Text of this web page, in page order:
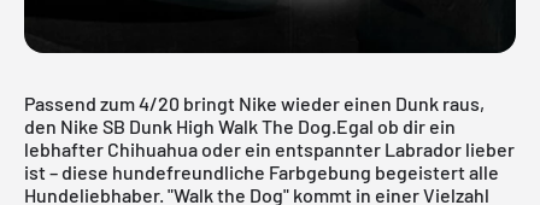
Passend zum 4/20 bringt Nike wieder einen Dunk raus,
den Nike SB Dunk High Walk The Dog.Egal ob dir ein
lebhafter Chihuahua oder ein entspannter Labrador lieber
ist – diese hundefreundliche Farbgebung begeistert alle
Hundeliebhaber. "Walk the Dog" kommt in einer Vielzahl